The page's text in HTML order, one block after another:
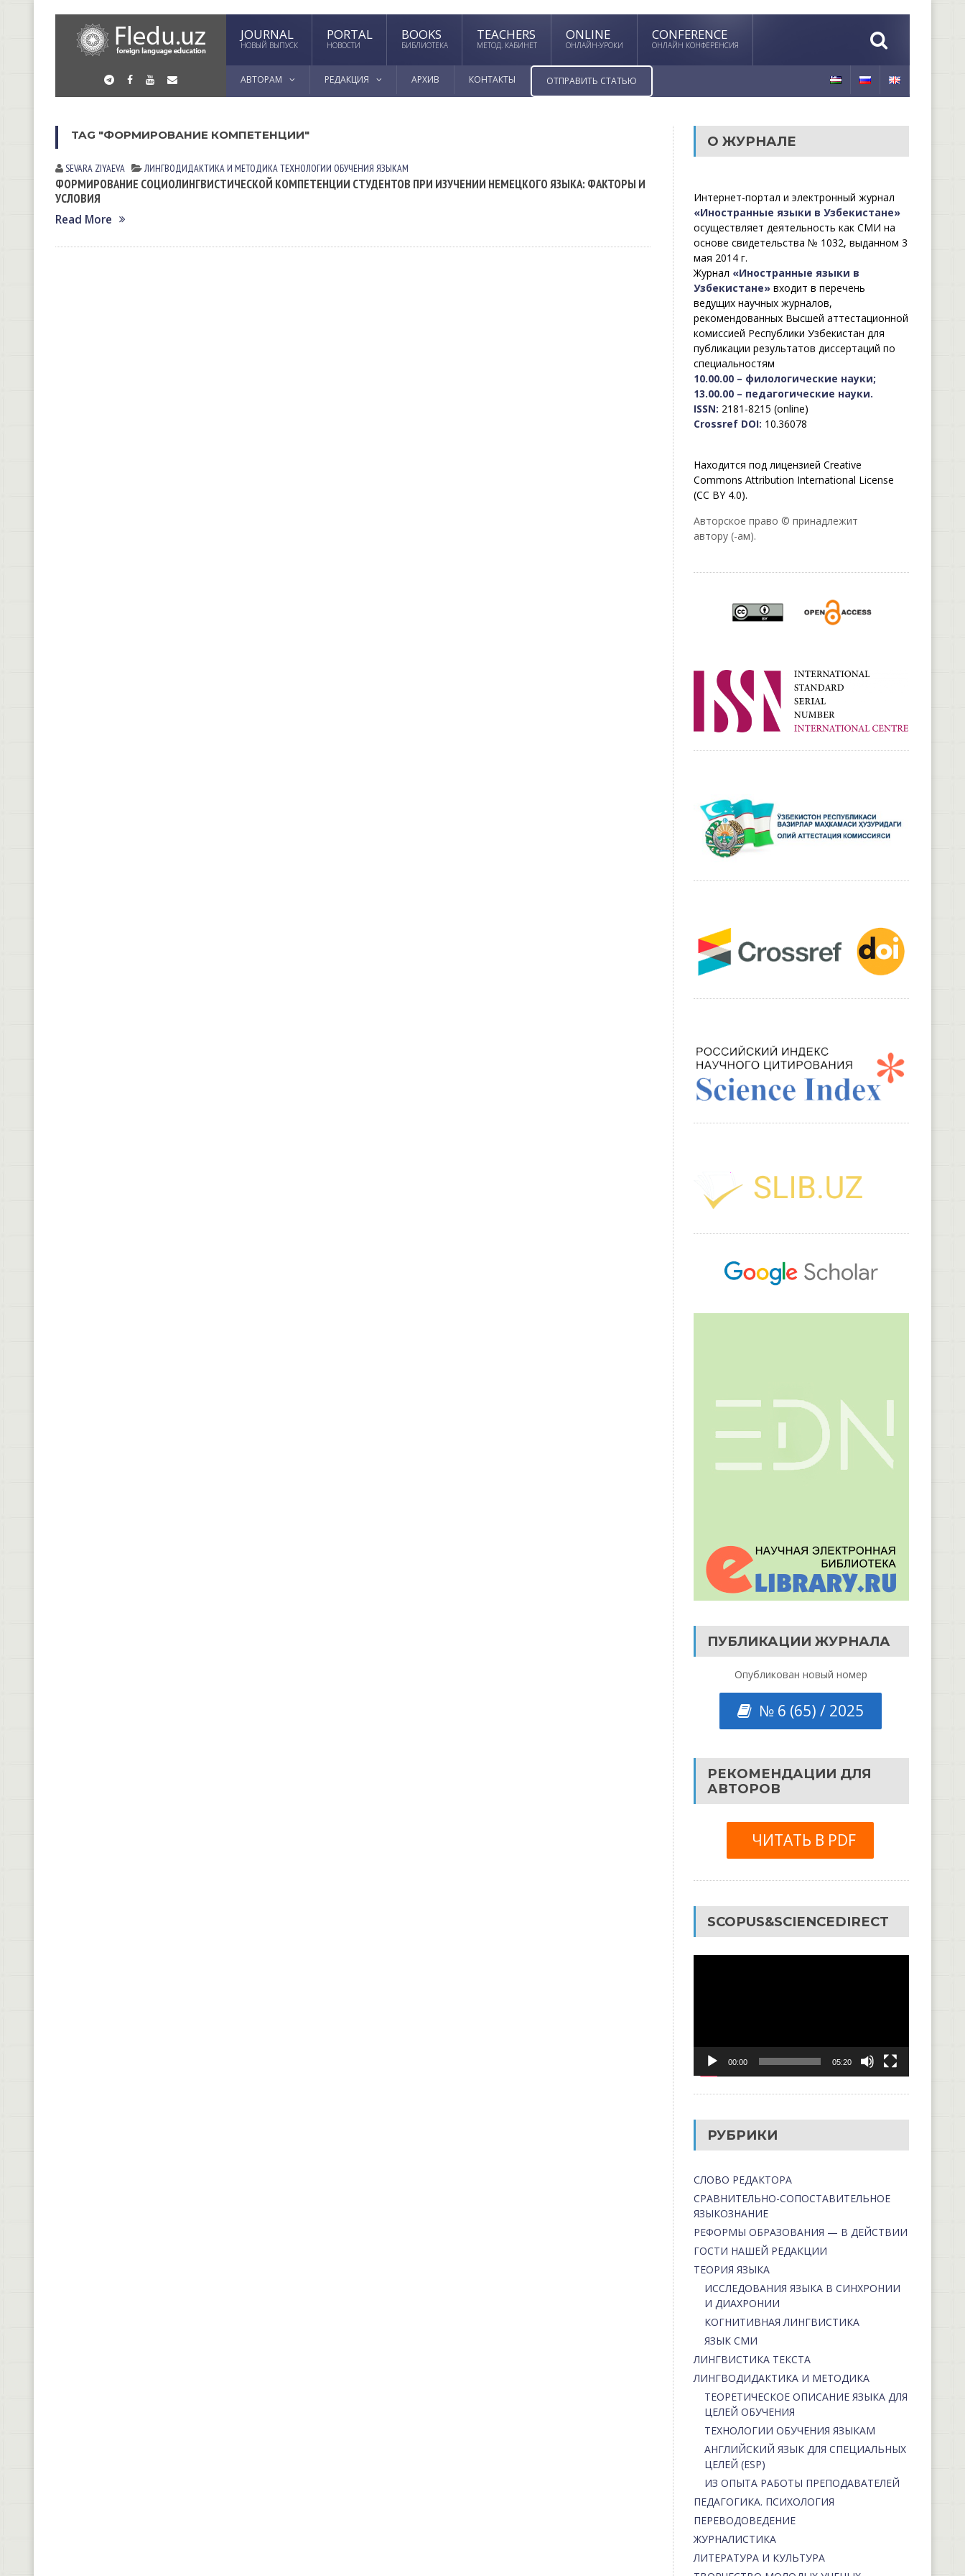
JOURNAL
НОВЫЙ ВЫПУСК
PORTAL
НОВОСТИ
BOOKS
БИБЛИОТЕКА
TEACHERS
МЕТОД. КАБИНЕТ
ONLINE
ОНЛАЙН-УРОКИ
CONFERENCE
ОНЛАЙН КОНФЕРЕНСИЯ
АВТОРАМ РЕДАКЦИЯ АРХИВ КОНТАКТЫ ОТПРАВИТЬ СТАТЬЮ
TAG "ФОРМИРОВАНИЕ КОМПЕТЕНЦИИ"
SEVARA ZIYAEVА ЛИНГВОДИДАКТИКА И МЕТОДИКАТЕХНОЛОГИИ ОБУЧЕНИЯ ЯЗЫКАМ
ФОРМИРОВАНИЕ СОЦИОЛИНГВИСТИЧЕСКОЙ КОМПЕТЕНЦИИ СТУДЕНТОВ ПРИ ИЗУЧЕНИИ НЕМЕЦКОГО ЯЗЫКА: ФАКТОРЫ И
УСЛОВИЯ
Read More
О ЖУРНАЛЕ
Интернет-портал и электронный журнал
«Иностранные языки в Узбекистане»
осуществляет деятельность как СМИ на
основе свидетельства № 1032, выданном 3
мая 2014 г.
Журнал «Иностранные языки в
Узбекистане»входит в перечень
ведущих научных журналов,
рекомендованных Высшей аттестационной
комиссией Республики Узбекистан для
публикации результатов диссертаций по
специальностям
10.00.00 – филологические науки;
13.00.00 – педагогические науки.
ISSN: 2181-8215 (online)
Crossref DOI: 10.36078
Находится под лицензией Creative
Commons Attribution International License
(CC BY 4.0).
Авторское право © принадлежит
автору (-ам).
ПУБЛИКАЦИИ ЖУРНАЛА
Опубликован новый номер
№ 6 (65) / 2025
РЕКОМЕНДАЦИИ ДЛЯ
АВТОРОВ
ЧИТАТЬ В PDF
SCOPUS&SCIENCEDIRECT
00:00 05:20
РУБРИКИ
СЛОВО РЕДАКТОРА
СРАВНИТЕЛЬНО-СОПОСТАВИТЕЛЬНОЕ
ЯЗЫКОЗНАНИЕ
РЕФОРМЫ ОБРАЗОВАНИЯ — В ДЕЙСТВИИ
ГОСТИ НАШЕЙ РЕДАКЦИИ
ТЕОРИЯ ЯЗЫКА
ИССЛЕДОВАНИЯ ЯЗЫКА В СИНХРОНИИ
И ДИАХРОНИИ
КОГНИТИВНАЯ ЛИНГВИСТИКА
ЯЗЫК СМИ
ЛИНГВИСТИКА ТЕКСТА
ЛИНГВОДИДАКТИКА И МЕТОДИКА
ТЕОРЕТИЧЕСКОЕ ОПИСАНИЕ ЯЗЫКА ДЛЯ
ЦЕЛЕЙ ОБУЧЕНИЯ
ТЕХНОЛОГИИ ОБУЧЕНИЯ ЯЗЫКАМ
АНГЛИЙСКИЙ ЯЗЫК ДЛЯ СПЕЦИАЛЬНЫХ
ЦЕЛЕЙ (ESP)
ИЗ ОПЫТА РАБОТЫ ПРЕПОДАВАТЕЛЕЙ
ПЕДАГОГИКА. ПСИХОЛОГИЯ
ПЕРЕВОДОВЕДЕНИЕ
ЖУРНАЛИСТИКА
ЛИТЕРАТУРА И КУЛЬТУРА